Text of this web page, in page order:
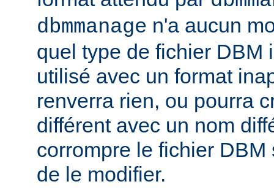
dbmmanage n'a aucun
quel type de fichier DBM
utilisé avec un format
renverra rien, ou pourra
différent avec un nom
corrompre le fichier
de le modifier.